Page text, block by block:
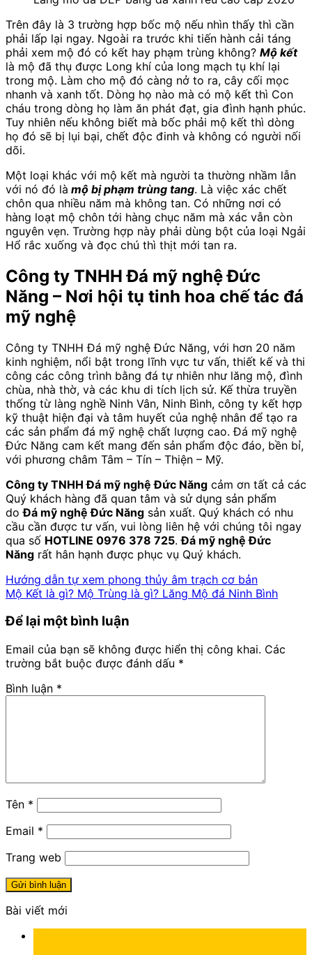
Trên đây là 3 trường hợp bốc mộ nếu nhìn thấy thì cần
phải lấp lại ngay. Ngoài ra trước khi tiến hành cải táng
phải xem mộ đó có kết hay phạm trùng không? Mộ kết
là mộ đã thụ được Long khí của long mạch tụ khí lại
trong mộ. Làm cho mộ đó càng nở to ra, cây cối mọc
nhanh và xanh tốt. Dòng họ nào mà có mộ kết thì Con
cháu trong dòng họ làm ăn phát đạt, gia đình hạnh phúc.
Tuy nhiên nếu không biết mà bốc phải mộ kết thì dòng
họ đó sẽ bị lụi bại, chết độc đinh và không có người nối
dõi.
Một loại khác với mộ kết mà người ta thường nhầm lẫn
với nó đó là mộ bị phạm trùng tang. Là việc xác chết
chôn qua nhiều năm mà không tan. Có những nơi có
hàng loạt mộ chôn tới hàng chục năm mà xác vẫn còn
nguyên vẹn. Trường hợp này phải dùng bột của loại Ngải
Hổ rắc xuống và đọc chú thì thịt mới tan ra.
Công ty TNHH Đá mỹ nghệ Đức
Năng – Nơi hội tụ tinh hoa chế tác đá
mỹ nghệ
Công ty TNHH Đá mỹ nghệ Đức Năng, với hơn 20 năm
kinh nghiệm, nổi bật trong lĩnh vực tư vấn, thiết kế và thi
công các công trình bằng đá tự nhiên như lăng mộ, đình
chùa, nhà thờ, và các khu di tích lịch sử. Kế thừa truyền
thống từ làng nghề Ninh Vân, Ninh Bình, công ty kết hợp
kỹ thuật hiện đại và tâm huyết của nghệ nhân để tạo ra
các sản phẩm đá mỹ nghệ chất lượng cao. Đá mỹ nghệ
Đức Năng cam kết mang đến sản phẩm độc đáo, bền bỉ,
với phương châm Tâm – Tín – Thiện – Mỹ.
Công ty TNHH Đá mỹ nghệ Đức Năng cảm ơn tất cả các
Quý khách hàng đã quan tâm và sử dụng sản phẩm
doĐá mỹ nghệ Đức Năng sản xuất. Quý khách có nhu
cầu cần được tư vấn, vui lòng liên hệ với chúng tôi ngay
qua số HOTLINE 0976 378 725.Đá mỹ nghệ Đức
Năng rất hân hạnh được phục vụ Quý khách.
Hướng dẫn tự xem phong thủy âm trạch cơ bản
Mộ Kết là gì? Mộ Trùng là gì? Lăng Mộ đá Ninh Bình
Để lại một bình luận
Email của bạn sẽ không được hiển thị công khai. Các
trường bắt buộc được đánh dấu *
Bình luận *
Tên *
Email *
Trang web
Bài viết mới